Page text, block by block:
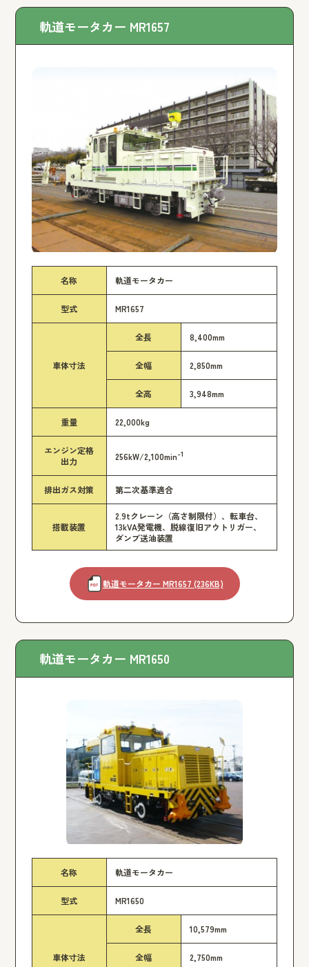
軌道モータカー MR1657
名称 軌道モータカー
型式 MR1657
車体寸法
全長 8,400mm
全幅 2,850mm
全高 3,948mm
重量 22,000kg
エンジン定格
出力
256kW/2,100min-1
排出ガス対策 第二次基準適合
搭載装置
2.9tクレーン（高さ制限付）、転車台、
13kVA発電機、脱線復旧アウトリガー、
ダンプ送油装置
軌道モータカー MR1657 (236KB)
軌道モータカー MR1650
名称 軌道モータカー
型式 MR1650
車体寸法
全長 10,579mm
全幅 2,750mm